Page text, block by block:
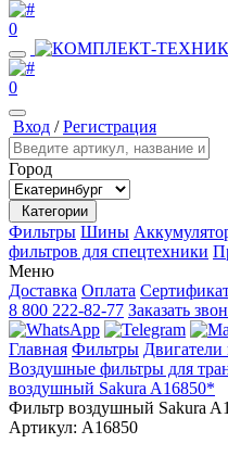
0
0
Вход /Регистрация
Город
Категории
Фильтры Шины
фильтров для спецтехники
Меню
Доставка Оплата
8 800 222-82-77 Заказать
Главная Фильтры Двигатели
Воздушные фильтры для
воздушный Sakura A16850*
Фильтр воздушный Sakura
Артикул: A16850